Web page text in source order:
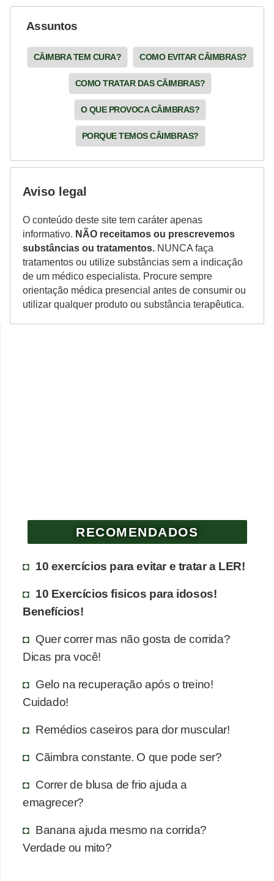
Assuntos
CÂIMBRA TEM CURA? COMO EVITAR CÂIMBRAS?
COMO TRATAR DAS CÂIMBRAS?
O QUE PROVOCA CÂIMBRAS?
PORQUE TEMOS CÂIMBRAS?
Aviso legal
O conteúdo deste site tem caráter apenas
informativo. NÃO receitamos ou prescrevemos
substâncias ou tratamentos. NUNCA faça
tratamentos ou utilize substâncias sem a indicação
de um médico especialista. Procure sempre
orientação médica presencial antes de consumir ou
utilizar qualquer produto ou substância terapêutica.
RECOMENDADOS
10 exercícios para evitar e tratar a LER!
10 Exercícios fisicos para idosos!
Benefícios!
Quer correr mas não gosta de corrida?
Dicas pra você!
Gelo na recuperação após o treino!
Cuidado!
Remédios caseiros para dor muscular!
Cãimbra constante. O que pode ser?
Correr de blusa de frio ajuda a
emagrecer?
Banana ajuda mesmo na corrida?
Verdade ou mito?